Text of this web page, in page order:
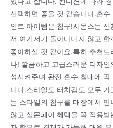
선택하면 좋을 것 같습니다.혼
인트 아이템은 침구!시몬스는
서 여기저기 돌아다니지 않고
좋아하실 것 같아요.특히 추천
나! 깔끔하고 고급스러운 디자
성시켜주며 완전 혼수 침대에
니다.스타일도 터치감도 모두
는 스타일의 침구를 매장에서
않고 심몬페이 혜택을 꼭 적용